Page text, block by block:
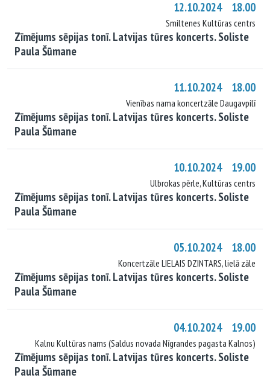
12.10.2024 18.00
Smiltenes Kultūras centrs
Zīmējums sēpijas tonī. Latvijas tūres koncerts. Soliste
Paula Šūmane
11.10.2024 18.00
Vienības nama koncertzāle Daugavpilī
Zīmējums sēpijas tonī. Latvijas tūres koncerts. Soliste
Paula Šūmane
10.10.2024 19.00
Ulbrokas pērle, Kultūras centrs
Zīmējums sēpijas tonī. Latvijas tūres koncerts. Soliste
Paula Šūmane
05.10.2024 18.00
Koncertzāle LIELAIS DZINTARS, lielā zāle
Zīmējums sēpijas tonī. Latvijas tūres koncerts. Soliste
Paula Šūmane
04.10.2024 19.00
Kalnu Kultūras nams (Saldus novada Nīgrandes pagasta Kalnos)
Zīmējums sēpijas tonī. Latvijas tūres koncerts. Soliste
Paula Šūmane